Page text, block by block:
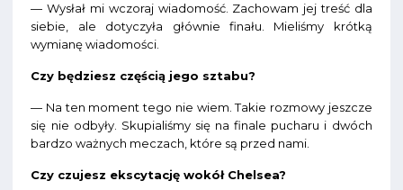
— Wysłał mi wczoraj wiadomość. Zachowam jej treść dla
siebie, ale dotyczyła głównie finału. Mieliśmy krótką
wymianę wiadomości.
Czy będziesz częścią jego sztabu?
— Na ten moment tego nie wiem. Takie rozmowy jeszcze
się nie odbyły. Skupialiśmy się na finale pucharu i dwóch
bardzo ważnych meczach, które są przed nami.
Czy czujesz ekscytację wokół Chelsea?